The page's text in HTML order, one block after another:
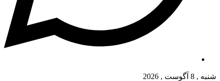
شنبه , 8 آگوست , 2026